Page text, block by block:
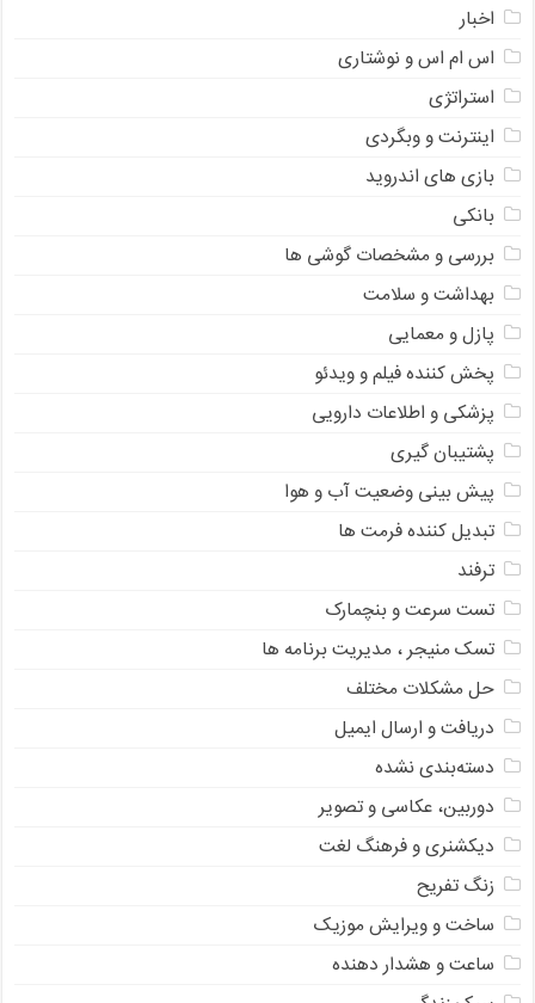
اخبار
اس ام اس و نوشتاری
استراتژی
اینترنت و وبگردی
بازی های اندروید
بانکی
بررسی و مشخصات گوشی ها
بهداشت و سلامت
پازل و معمایی
پخش کننده فیلم و ویدئو
پزشکی و اطلاعات دارویی
پشتیبان گیری
پیش بینی وضعیت آب و هوا
تبدیل کننده فرمت ها
ترفند
تست سرعت و بنچمارک
تسک منیجر ، مدیریت برنامه ها
حل مشکلات مختلف
دریافت و ارسال ایمیل
دسته‌بندی نشده
دوربین، عکاسی و تصویر
دیکشنری و فرهنگ لغت
زنگ تفریح
ساخت و ویرایش موزیک
ساعت و هشدار دهنده